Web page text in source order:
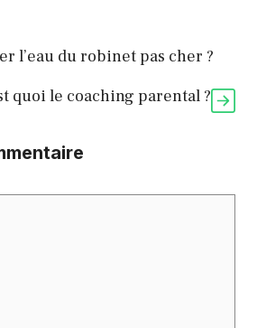
l’eau du robinet pas cher ?
quoi le coaching parental ?